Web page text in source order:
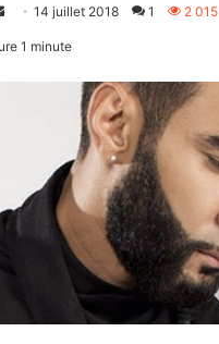
Envoyer14 juillet 2018 1 2 015
1 minute